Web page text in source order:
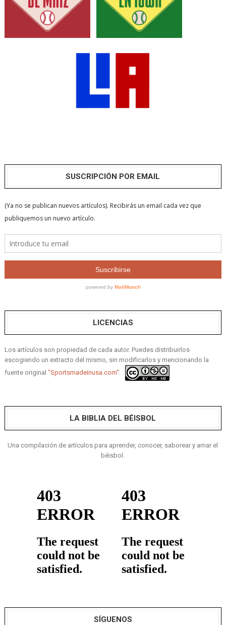
SUSCRIPCIÓN POR EMAIL
LICENCIAS
Los artículos son propiedad de cada autor. Puedes distribuirlos
escogiendo un extracto del mismo, sin modificarlos y mencionando la
fuente original "Sportsmadeinusa.com".
LA BIBLIA DEL BÉISBOL
Una compilación de artículos para aprender, conocer, saborear y amar el
béisbol.
SÍGUENOS